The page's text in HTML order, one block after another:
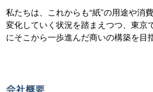
私たちは、これからも“紙”の用途や消
変化していく状況を踏まえつつ、東京
にそこから一歩進んだ商いの構築を目